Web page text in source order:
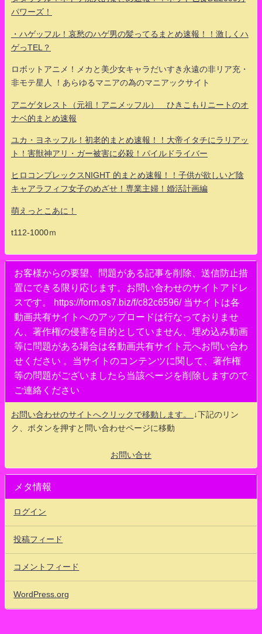
パワーズ！
・ハゲッフル！哀愁のハゲ男の髪ってるまとめ速報！！激しくハ
ゲっTEL？
ロボットアニメ！メカと美少女キャラだいすき永遠の非リア充・
非モテ星人 ！あらゆるマニアの為のマニアックサイト
アニゲタレスト（元祖！アニメッフル） ひきこもりニートのオ
ナベ的まとめ速報
ユカ・ヨネッフル！初老的まとめ速報！！大帝イタチにラリアッ
ト！害獣神アリ・ガー被害に必殺！パイルドライバー
ヒロコンプレックスNIGHT 的まとめ速報！！子供が欲しいど陰
キャアラフィフ女子のめざせ！専業主婦！婚活計画編
萌えっとこあに！
t112-1000ｍ
お客様からの要望、問題がある記事を削除、送信防止措
置にできる限り応じます。お問い合わせのサイトアドレ
スです。 https://form.os7.biz/f/c82c6596/ 当サイトは各
動画共有サイトへのアップロードは行なっておりませ
ん、著作権の侵害を目的としていません、埋め込み動画
等に問題がある場合は各動画共有サイト元へお問い合わ
せください 。当サイトのコンテンツに関して、著作権
等の問題がございましたら当該ページを削除しますので
ご連絡ください
お問い合わせのサイトへクリックで移動します。
↓下記のリン
ク、ボタンを押すと問い合わせページに移動
お問い合せ
メタ情報
ログイン
投稿フィード
コメントフィード
WordPress.org